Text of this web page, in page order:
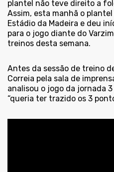
plantel não teve direito a
Assim, esta manhã o
Estádio da Madeira e deu
para o jogo diante do
treinos desta semana.
Antes da sessão de treino
Correia pela sala de
analisou o jogo da jornada
“queria ter trazido os 3